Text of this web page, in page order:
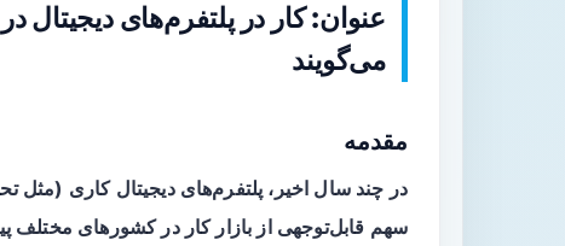
می‌گویند
مقدمه
در چند سال اخیر، پلتفرم‌های دیجیتال کاری (مثل
سهم قابل‌توجهی از بازار کار در کشورهای مختلف